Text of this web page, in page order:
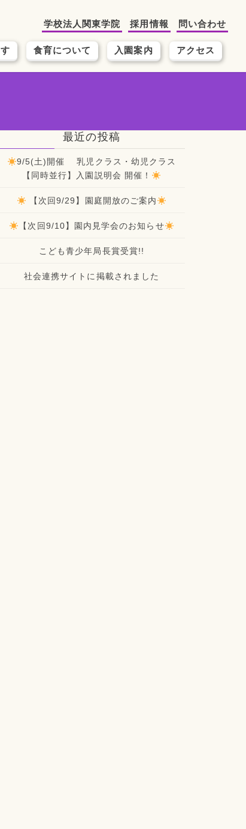
食育について 入園案内 アクセス
学校法人関東学院 採用情報 問い合わせ
最近の投稿
9/5(土)開催 乳児クラス・幼児クラス
【同時並行】入園説明会 開催！
【次回9/29】園庭開放のご案内
【次回9/10】園内見学会のお知らせ
こども青少年局長賞受賞!!
社会連携サイトに掲載されました